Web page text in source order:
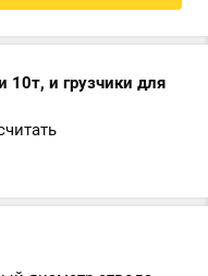
10т, и грузчики для